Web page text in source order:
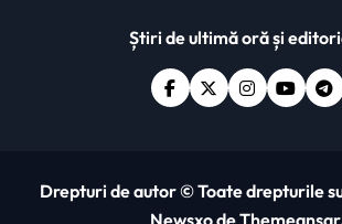
Știri de ultimă oră și
Drepturi de autor © Toate drepturile